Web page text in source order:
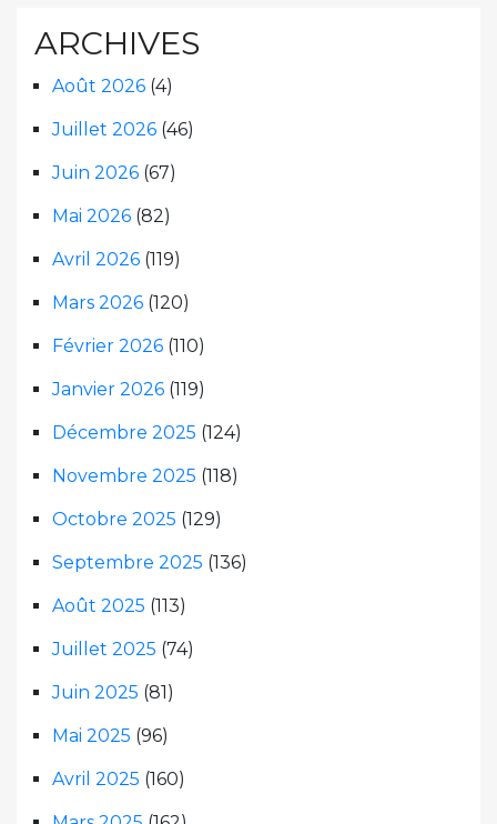
ARCHIVES
Août 2026 (4)
Juillet 2026 (46)
Juin 2026 (67)
Mai 2026 (82)
Avril 2026 (119)
Mars 2026 (120)
Février 2026 (110)
Janvier 2026 (119)
Décembre 2025 (124)
Novembre 2025 (118)
Octobre 2025 (129)
Septembre 2025 (136)
Août 2025 (113)
Juillet 2025 (74)
Juin 2025 (81)
Mai 2025 (96)
Avril 2025 (160)